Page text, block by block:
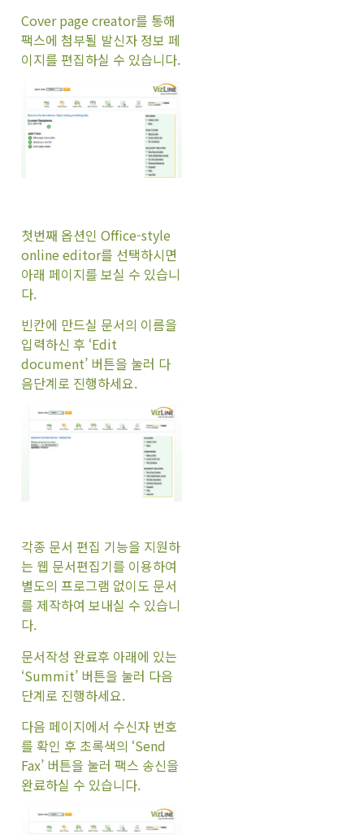
Cover page creator를 통해
팩스에 첨부될 발신자 정보 페
이지를 편집하실 수 있습니다.
첫번째 옵션인 Office-style
online editor를 선택하시면
아래 페이지를 보실 수 있습니
다.
빈칸에 만드실 문서의 이름을
입력하신 후 ‘Edit
document’ 버튼을 눌러 다
음단계로 진행하세요.
각종 문서 편집 기능을 지원하
는 웹 문서편집기를 이용하여
별도의 프로그램 없이도 문서
를 제작하여 보내실 수 있습니
다.
문서작성 완료후 아래에 있는
‘Summit’ 버튼을 눌러 다음
단계로 진행하세요.
다음 페이지에서 수신자 번호
를 확인 후 초록색의 ‘Send
Fax’ 버튼을 눌러 팩스 송신을
완료하실 수 있습니다.